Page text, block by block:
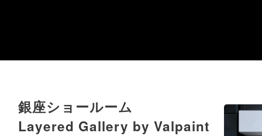
銀座ショールーム
Layered Gallery by Valpaint